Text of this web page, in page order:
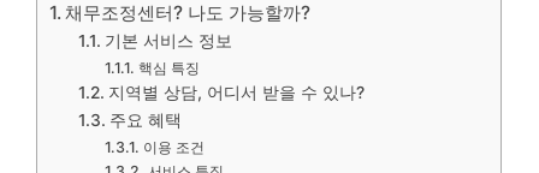
채무조정센터? 나도 가능할까?
기본 서비스 정보
핵심 특징
지역별 상담, 어디서 받을 수 있나?
주요 혜택
이용 조건